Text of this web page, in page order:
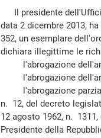
Il presidente
data 2 dicembre 2013,
352, un esemplare
dichiara illegittime le
l'abrogazione
l'abrogazione
l'abrogazione parziale
n. 12, del decreto
12 agosto 1962, n.
Presidente della